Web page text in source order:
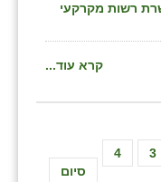
רשות מקרקעי
קרא עוד...
3
4
סיום